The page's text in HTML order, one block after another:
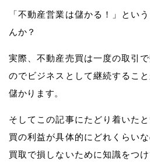
「不動産営業は儲かる！」とい
んか？
実際、不動産売買は一度の取引
のでビジネスとして継続するこ
儲かります。
そしてこの記事にたどり着いた
買の利益が具体的にどれくらい
買取で損しないために知識をつ